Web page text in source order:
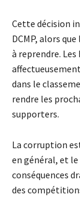
Cette décision
DCMP, alors
à reprendre.
dans le
rendre les
supporters.
La corruption
en général, et
conséquences
des